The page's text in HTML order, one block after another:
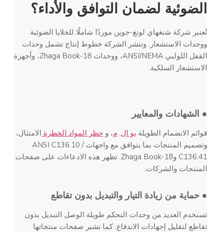
الضوئية لضمان التوافق والأداء؟
تُعتبر شركة شنغهاي لونغ-جوين موردًا شاملًا للخلايا الضوئية
ووحدات الاستشعار. وتنشر الشركة خطوط إنتاج تشمل وحدات
القفل اللولبي ANSI/NEMA، ووحدات Zhaga Book-18، وأجهزة
الاستشعار السلكية.
● الشهادات والمعايير
قوائم الانضمام الطويلة يو ال, م، و حظر المواد الخطرة الامتثال،
وتصميم المنتجات بما يتوافق مع واجهات ANSI C136.10 /
C136.41 وZhaga Book-18. تظهر هذه الادعاءات على صفحات
المنتجات والشركات.
● حماية من زيادة التيار والتبديل بدون تقاطع
تستخدم العديد من وحدات التحكم طويلة الوصل التبديل بدون
تقاطع لتقليل إجهادات الاندفاع. كما تشير صفحات منتجاتها